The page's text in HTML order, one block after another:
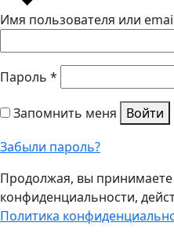
Имя пользователя или
Пароль *
Запомнить меня
Войти
Забыли пароль?
Продолжая, вы принимаете
конфиденциальности,
Политика